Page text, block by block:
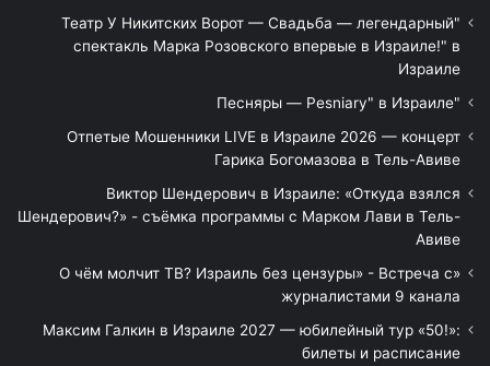
"Театр У Никитских Ворот — Свадьба — легендарный
спектакль Марка Розовского впервые в Израиле!" в
Израиле
"Песняры — Pesniary" в Израиле
Отпетые Мошенники LIVE в Израиле 2026 — концерт
Гарика Богомазова в Тель-Авиве
Виктор Шендерович в Израиле: «Откуда взялся
Шендерович?» - съёмка программы с Марком Лави в Тель-
Авиве
«О чём молчит ТВ? Израиль без цензуры» - Встреча с
журналистами 9 канала
Максим Галкин в Израиле 2027 — юбилейный тур «50!»:
билеты и расписание